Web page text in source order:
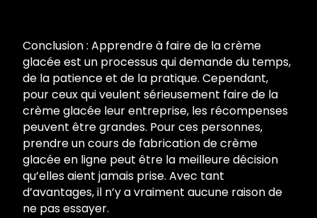
Conclusion : Apprendre à faire de la crème
glacée est un processus qui demande du temps,
de la patience et de la pratique. Cependant,
pour ceux qui veulent sérieusement faire de la
crème glacée leur entreprise, les récompenses
peuvent être grandes. Pour ces personnes,
prendre un cours de fabrication de crème
glacée en ligne peut être la meilleure décision
qu’elles aient jamais prise. Avec tant
d’avantages, il n’y a vraiment aucune raison de
ne pas essayer.